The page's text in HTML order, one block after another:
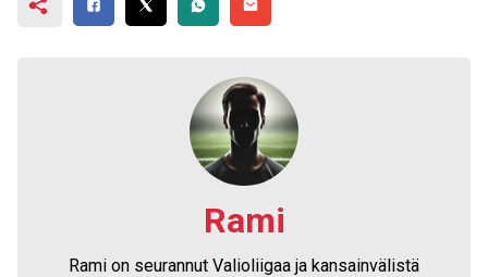
Rami
Rami on seurannut Valioliigaa ja kansainvälistä